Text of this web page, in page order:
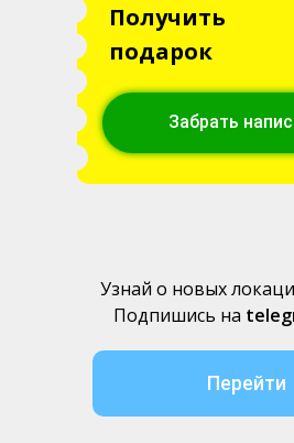
Забрать
Получить
подарок
Перейти
Узнай о новых
Подпишись на